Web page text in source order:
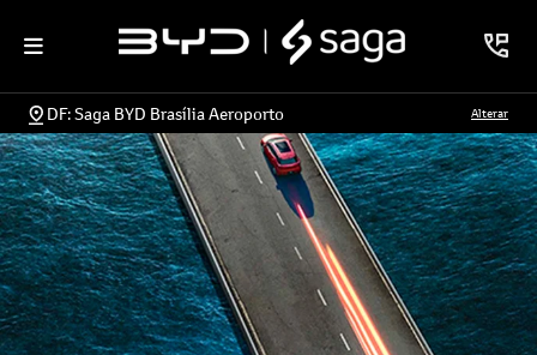
DF: Saga BYD Brasília Aeroporto Alterar